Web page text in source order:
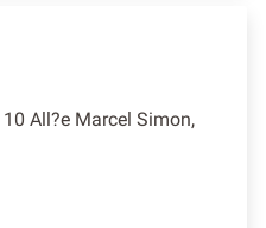
All?e Marcel Simon,